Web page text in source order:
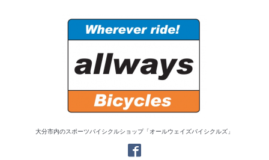
大分市内のスポーツバイシクルショップ「オールウェイズバイシクルズ」